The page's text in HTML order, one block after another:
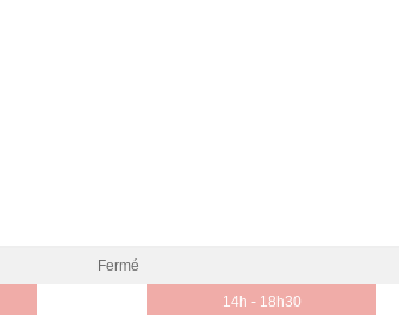
Fermé
14h - 18h30